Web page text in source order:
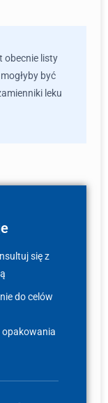
obecnie listy
być
leku
się z
do celów
opakowania